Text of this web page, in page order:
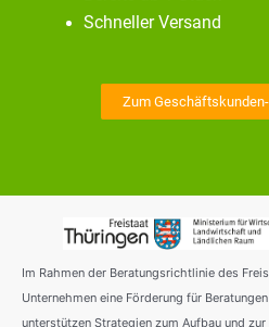
Schneller Versand
Zum
Im Rahmen der Beratungsrichtlinie des
Unternehmen eine Förderung für
unterstützen Strategien zum Aufbau und